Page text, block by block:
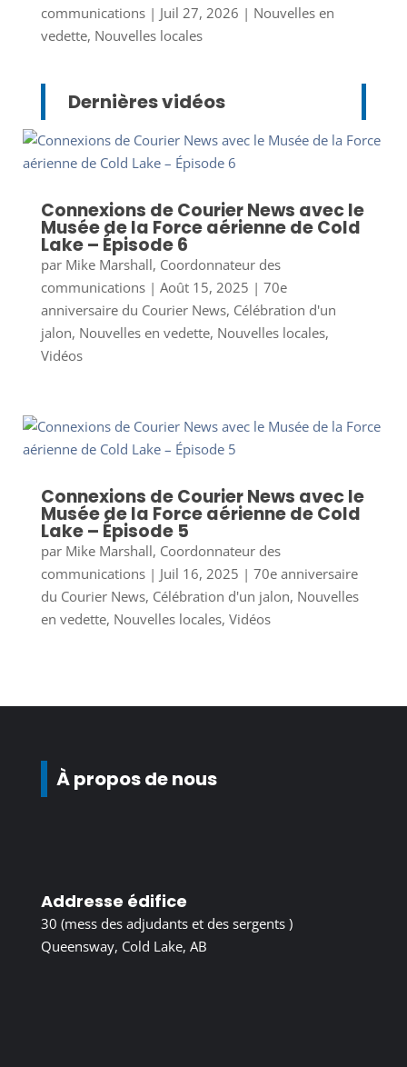
communications| Juil 27, 2026 | Nouvelles en
vedette, Nouvelles locales
Dernières vidéos
Connexions de Courier News avec le
Musée de la Force aérienne de Cold
Lake – Épisode 6
par Mike Marshall, Coordonnateur des
communications| Août 15, 2025 | 70e
anniversaire du Courier News, Célébration d'un
jalon, Nouvelles en vedette, Nouvelles locales,
Vidéos
Connexions de Courier News avec le
Musée de la Force aérienne de Cold
Lake – Épisode 5
par Mike Marshall, Coordonnateur des
communications| Juil 16, 2025 | 70e anniversaire
du Courier News, Célébration d'un jalon, Nouvelles
en vedette, Nouvelles locales, Vidéos
À propos de nous
Addresse édifice
30 (mess des adjudants et des sergents )
Queensway, Cold Lake, AB